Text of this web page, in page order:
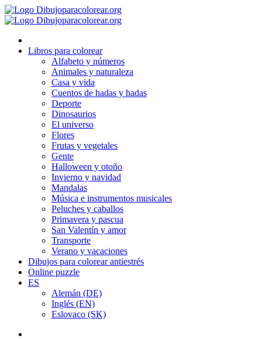
Ir
al
Libros para colorear
Alfabeto y números
Animales y naturaleza
Casa y vida
Cuentos de hadas y hadas
Deporte
Dinosaurios
El universo
Flores
Frutas y vegetales
Gente
Halloween y otoño
Invierno y navidad
Mandalas
Música e instrumentos musicales
Peluches y caballos
Primavera y pascua
San Valentín y amor
Transporte
Verano y vacaciones
Dibujos para colorear antiestrés
Online puzzle
ES
Alemán (DE)
Inglés (EN)
Eslovaco (SK)